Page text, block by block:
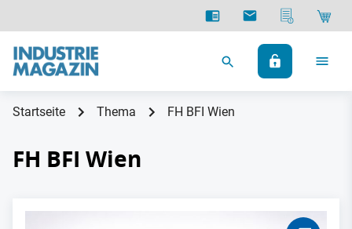
Startseite Thema FH BFI Wien
FH BFI Wien